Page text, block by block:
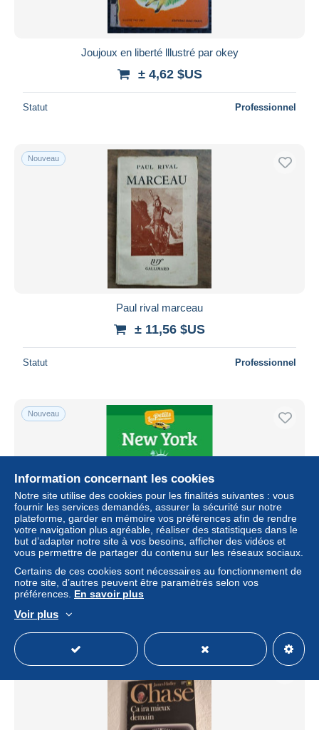
Joujoux en liberté lllustré par okey
± 4,62 $US
Statut Professionnel
Nouveau
Paul rival marceau
± 11,56 $US
Statut Professionnel
Nouveau
± 5,78 $US
Statut
Nouveau
Information concernant les cookies
Notre site utilise des cookies pour les finalités suivantes : vous
fournir les services demandés, assurer la sécurité sur notre
plateforme, garder en mémoire vos préférences afin de rendre
votre navigation plus agréable, réaliser des statistiques dans le
but d’adapter notre site à vos besoins, afficher des vidéos et
vous permettre de partager du contenu sur les réseaux sociaux.
Certains de ces cookies sont nécessaires au fonctionnement de
notre site, d’autres peuvent être paramétrés selon vos
préférences. En savoir plus
Voir plus